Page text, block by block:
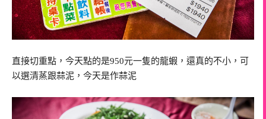
直接切重點，今天點的是950元一隻的龍蝦，還真的不小，可
以選清蒸跟蒜泥，今天是作蒜泥